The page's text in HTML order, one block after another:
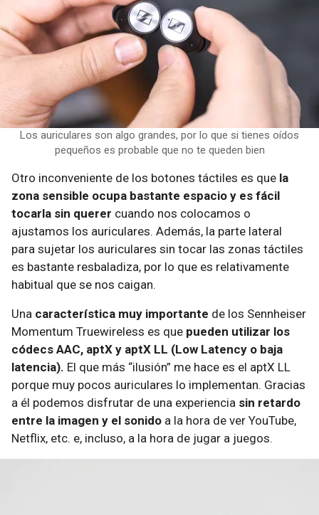
Los auriculares son algo grandes, por lo que si tienes oídos
pequeños es probable que no te queden bien
Otro inconveniente de los botones táctiles es que la
zona sensible ocupa bastante espacio y es fácil
tocarla sin querer cuando nos colocamos o
ajustamos los auriculares. Además, la parte lateral
para sujetar los auriculares sin tocar las zonas táctiles
es bastante resbaladiza, por lo que es relativamente
habitual que se nos caigan.
Una característica muy importante de los Sennheiser
Momentum Truewireless es que pueden utilizar los
códecs AAC, aptX y aptX LL (Low Latency o baja
latencia). El que más “ilusión” me hace es el aptX LL
porque muy pocos auriculares lo implementan. Gracias
a él podemos disfrutar de una experiencia sin retardo
entre la imagen y el sonido a la hora de ver YouTube,
Netflix, etc. e, incluso, a la hora de jugar a juegos.